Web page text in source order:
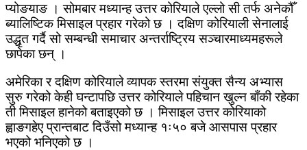
प्योङयाङ । सोमबार मध्यान्ह उत्तर कोरियाले एल्लो सी तर्फ अनेकौँ
ब्यालिष्टिक मिसाइल प्रहार गरेको छ । दक्षिण कोरियाली सेनालाई
उद्धृत गर्दै सो सम्बन्धी समाचार अन्तर्राष्ट्रिय सञ्चारमाध्यमहरूले
छापेका छन् ।
अमेरिका र दक्षिण कोरियाले व्यापक स्तरमा संयुक्त सैन्य अभ्यास
सुरु गरेको केही घन्टापछि उत्तर कोरियाले पहिचान खुल्न बाँकी रहेका
ती मिसाइल हानेको बताइएको छ । मिसाइल उत्तर कोरियाको
ह्वाङगहेए प्रान्तबाट दिउँसो मध्यान्ह १ः५० बजे आसपास प्रहार
भएको भनिएको छ ।